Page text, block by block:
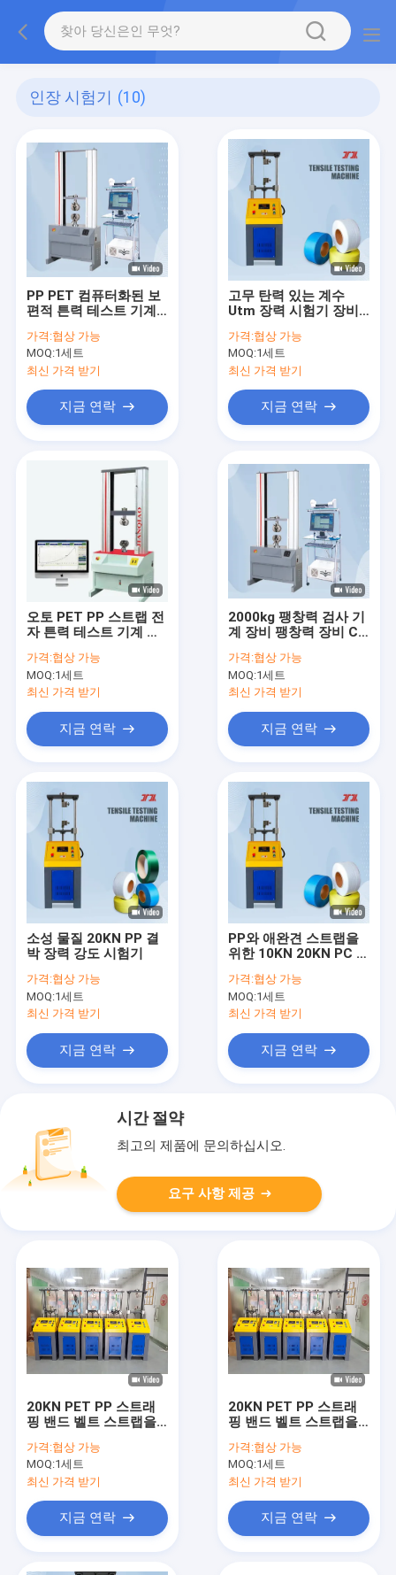
인장 시험기 (10)
PP PET 컴퓨터화된 보
편적 튼력 테스트 기계
가격:협상 가능
MOQ:1세트
최신 가격 받기
지금 연락
고무 탄력 있는 계수
Utm 장력 시험기 장비
가격:협상 가능
MOQ:1세트
최신 가격 받기
지금 연락
오토 PET PP 스트랩 전
자 튼력 테스트 기계 텐
가격:협상 가능
MOQ:1세트
최신 가격 받기
지금 연락
2000kg 팽창력 검사 기
계 장비 팽창력 장비 CE
가격:협상 가능
MOQ:1세트
최신 가격 받기
지금 연락
소성 물질 20KN PP 결
박 장력 강도 시험기
가격:협상 가능
MOQ:1세트
최신 가격 받기
지금 연락
PP와 애완견 스트랩을
위한 10KN 20KN PC 시
가격:협상 가능
MOQ:1세트
최신 가격 받기
지금 연락
시간 절약
최고의 제품에 문의하십시오.
요구 사항 제공
20KN PET PP 스트래
핑 밴드 벨트 스트랩을
계 0.001mm의 고정도
공 나사 튼튼성 검사기
가격:협상 가능
MOQ:1세트
최신 가격 받기
지금 연락
20KN PET PP 스트래
핑 밴드 벨트 스트랩을
가격:협상 가능
MOQ:1세트
최신 가격 받기
지금 연락